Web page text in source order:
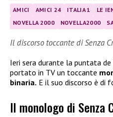
AMICI AMICI 24 ITALIA 1 LE
NOVELLA 2000
NOVELLA2000
Il discorso toccante di Senza
Ieri sera durante la puntata de
portato in TV un toccante
binaria. E il suo discorso è di
Il monologo di Senza